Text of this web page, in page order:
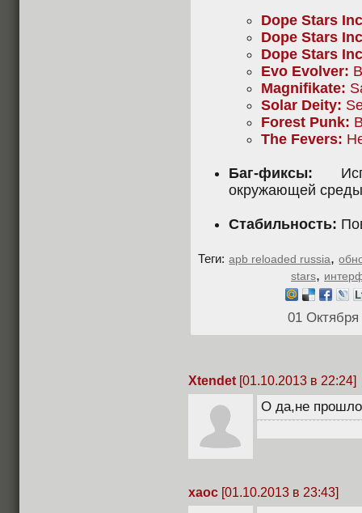
Dope Stars
Dope Stars
Dope Stars
Evo Evolver:
Magnifikate:
Solar Deity:
Forest Punk:
The Fevers:
Баг-фиксы:
окружающей среды
Стабильность:
Теги: apb reloaded russia,
stars,
01
Xtendet [01.10.2013 в 22:24]
О да,не
xaoc [01.10.2013 в 23:43]